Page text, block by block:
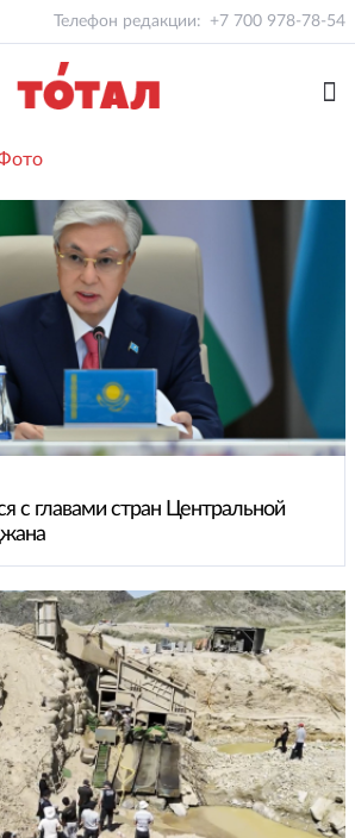
Телефон редакции: +7 700 978-78-54
с главами стран Центральной